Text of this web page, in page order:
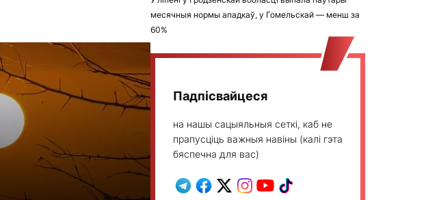
месячныя нормы ападкаў, у Гомельскай — менш за
60%
Падпісвайцеся
на нашы сацыяльныя сеткі, каб не
прапусціць важныя навіны (калі гэта
бяспечна для вас)